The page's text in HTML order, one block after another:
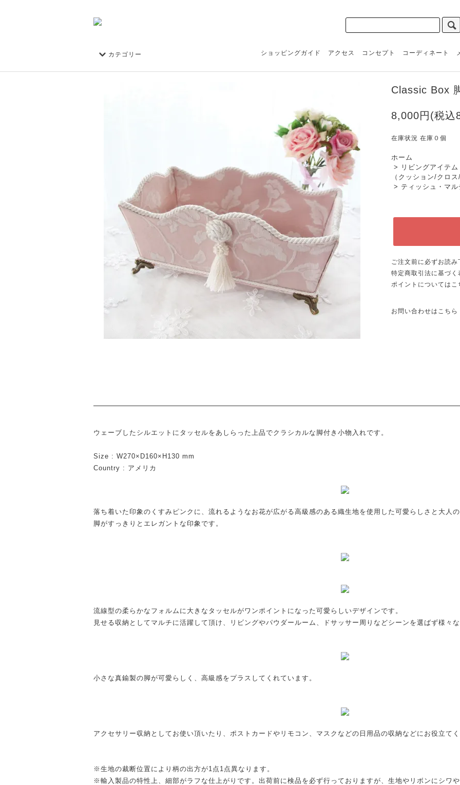
カテゴリー ショッピングガイド アクセス コンセプト コーディネート
Classic Box
8,000円(税込
在庫状況 在庫０個
ホーム
>
リビングアイテム
（クッション/クロ
> ティッシュ・マ
ご注文前に必ずお読み
特定商取引法に基づく
ポイントについてはこ
お問い合わせはこちら
ウェーブしたシルエットにタッセルをあしらった上品でクラシカルな脚付き小物入れです。
Size : W270×D160×H130 mm
Country : アメリカ
落ち着いた印象のくすみピンクに、流れるようなお花が広がる高級感のある織生地を使用した可愛らしさと大人
脚がすっきりとエレガントな印象です。
流線型の柔らかなフォルムに大きなタッセルがワンポイントになった可愛らしいデザインです。
見せる収納としてマルチに活躍して頂け、リビングやパウダールーム、ドサッサー周りなどシーンを選ばず様々
小さな真鍮製の脚が可愛らしく、高級感をプラスしてくれています。
アクセサリー収納としてお使い頂いたり、ポストカードやリモコン、マスクなどの日用品の収納などにお役立てく
※生地の裁断位置により柄の出方が1点1点異なります。
※輸入製品の特性上、細部がラフな仕上がりです。出荷前に検品を必ず行っておりますが、生地やリボンにシワ